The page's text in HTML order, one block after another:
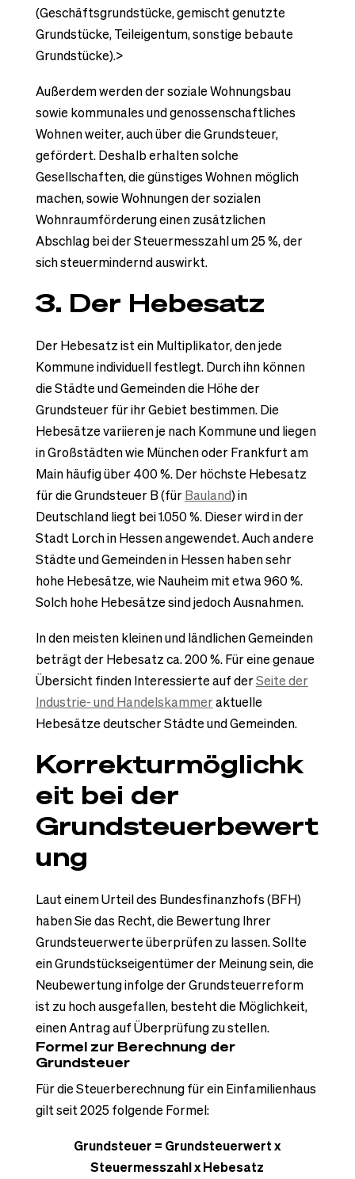
(Geschäftsgrundstücke, gemischt genutzte
Grundstücke, Teileigentum, sonstige bebaute
Grundstücke).>
Außerdem werden der soziale Wohnungsbau
sowie kommunales und genossenschaftliches
Wohnen weiter, auch über die Grundsteuer,
gefördert. Deshalb erhalten solche
Gesellschaften, die günstiges Wohnen möglich
machen, sowie Wohnungen der sozialen
Wohnraumförderung einen zusätzlichen
Abschlag bei der Steuermesszahl um 25 %, der
sich steuermindernd auswirkt.
3. Der Hebesatz
Der Hebesatz ist ein Multiplikator, den jede
Kommune individuell festlegt. Durch ihn können
die Städte und Gemeinden die Höhe der
Grundsteuer für ihr Gebiet bestimmen. Die
Hebesätze variieren je nach Kommune und liegen
in Großstädten wie München oder Frankfurt am
Main häufig über 400 %. Der höchste Hebesatz
für die Grundsteuer B (fürBauland) in
Deutschland liegt bei 1.050 %. Dieser wird in der
Stadt Lorch in Hessen angewendet. Auch andere
Städte und Gemeinden in Hessen haben sehr
hohe Hebesätze, wie Nauheim mit etwa 960 %.
Solch hohe Hebesätze sind jedoch Ausnahmen.
In den meisten kleinen und ländlichen Gemeinden
beträgt der Hebesatz ca. 200 %. Für eine genaue
Übersicht finden Interessierte auf derSeite der
Industrie- und Handelskammeraktuelle
Hebesätze deutscher Städte und Gemeinden.
Korrekturmöglichk
eit bei der
Grundsteuerbewert
ung
Laut einem Urteil des Bundesfinanzhofs (BFH)
haben Sie das Recht, die Bewertung Ihrer
Grundsteuerwerte überprüfen zu lassen. Sollte
ein Grundstückseigentümer der Meinung sein, die
Neubewertung infolge der Grundsteuerreform
ist zu hoch ausgefallen, besteht die Möglichkeit,
einen Antrag auf Überprüfung zu stellen.
Formel zur Berechnung der
Grundsteuer
Für die Steuerberechnung für ein Einfamilienhaus
gilt seit 2025 folgende Formel:
Grundsteuer = Grundsteuerwert x
Steuermesszahl x Hebesatz